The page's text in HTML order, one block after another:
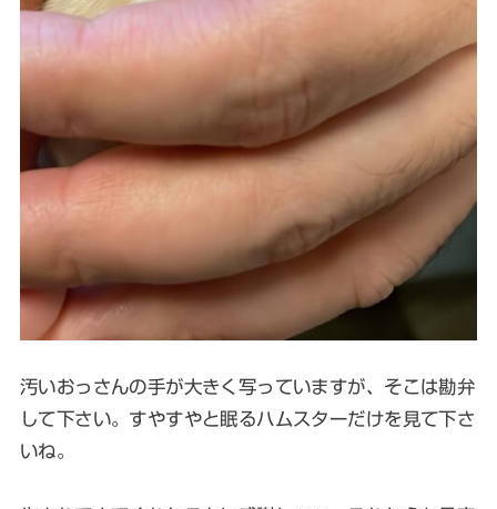
汚いおっさんの手が大きく写っていますが、そこは勘弁
して下さい。すやすやと眠るハムスターだけを見て下さ
いね。